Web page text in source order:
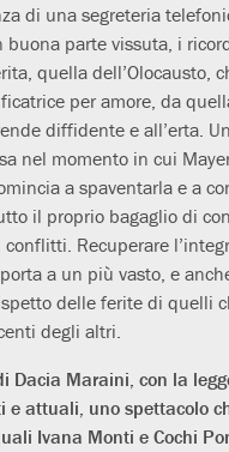
di una segreteria
buona parte vissuta, i
quella dell’Olocausto,
per amore, da
diffidente e all’erta.
nel momento in cui
a spaventarla e a
il proprio bagaglio di
Recuperare
a un più vasto, e
delle ferite di quelli
degli altri.
Dacia Maraini, con la
attuali, uno spettacolo
Ivana Monti e Cochi